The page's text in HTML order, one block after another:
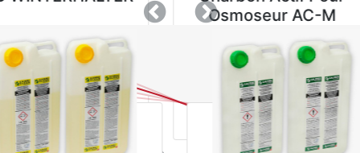
10,59€
Voir le produit
400mm
41,99€
Voir le produit
PrécedentSuivant